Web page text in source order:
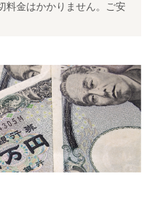
料金はかかりません。ご安